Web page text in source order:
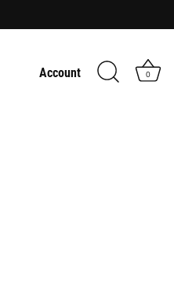
Account 0